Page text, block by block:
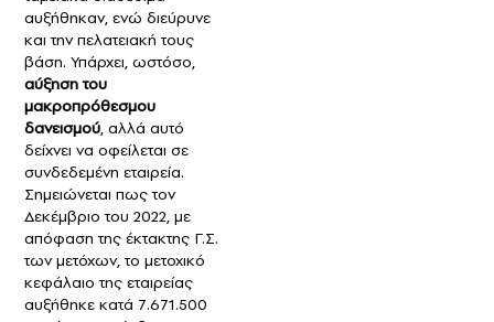
αυξήθηκαν, ενώ διεύρυνε
και την πελατειακή τους
βάση. Υπάρχει, ωστόσο,
αύξηση του
μακροπρόθεσμου
δανεισμού, αλλά αυτό
δείχνει να οφείλεται σε
συνδεδεμένη εταιρεία.
Σημειώνεται πως τον
Δεκέμβριο του 2022, με
απόφαση της έκτακτης Γ.Σ.
των μετόχων, το μετοχικό
κεφάλαιο της εταιρείας
αυξήθηκε κατά 7.671.500